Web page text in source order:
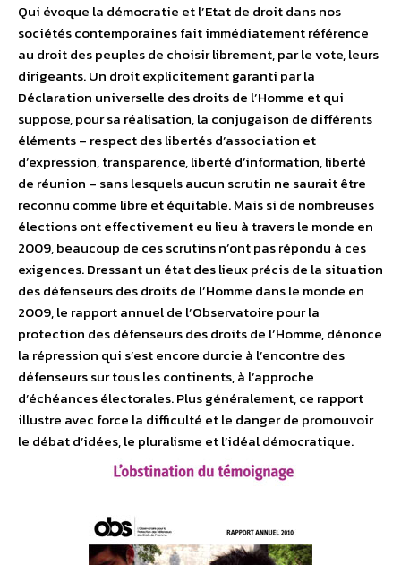
Qui évoque la démocratie et l’Etat de droit dans nos
sociétés contemporaines fait immédiatement référence
au droit des peuples de choisir librement, par le vote, leurs
dirigeants. Un droit explicitement garanti par la
Déclaration universelle des droits de l’Homme et qui
suppose, pour sa réalisation, la conjugaison de différents
éléments – respect des libertés d’association et
d’expression, transparence, liberté d’information, liberté
de réunion – sans lesquels aucun scrutin ne saurait être
reconnu comme libre et équitable. Mais si de nombreuses
élections ont effectivement eu lieu à travers le monde en
2009, beaucoup de ces scrutins n’ont pas répondu à ces
exigences. Dressant un état des lieux précis de la situation
des défenseurs des droits de l’Homme dans le monde en
2009, le rapport annuel de l’Observatoire pour la
protection des défenseurs des droits de l’Homme, dénonce
la répression qui s’est encore durcie à l’encontre des
défenseurs sur tous les continents, à l’approche
d’échéances électorales. Plus généralement, ce rapport
illustre avec force la difficulté et le danger de promouvoir
le débat d’idées, le pluralisme et l’idéal démocratique.